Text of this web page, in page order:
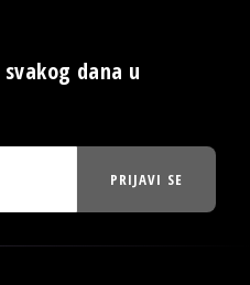
dana u
PRIJAVI SE